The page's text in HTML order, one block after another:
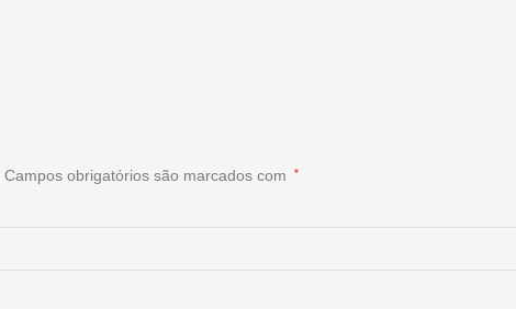
Campos obrigatórios são marcados com *